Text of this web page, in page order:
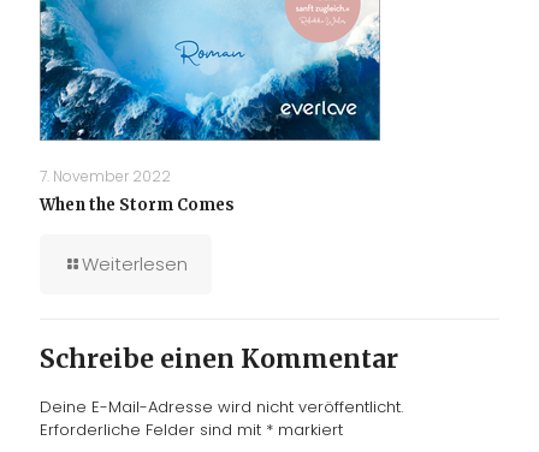
7. November 2022
When the Storm Comes
Weiterlesen
Schreibe einen Kommentar
Deine E-Mail-Adresse wird nicht veröffentlicht.
Erforderliche Felder sind mit * markiert